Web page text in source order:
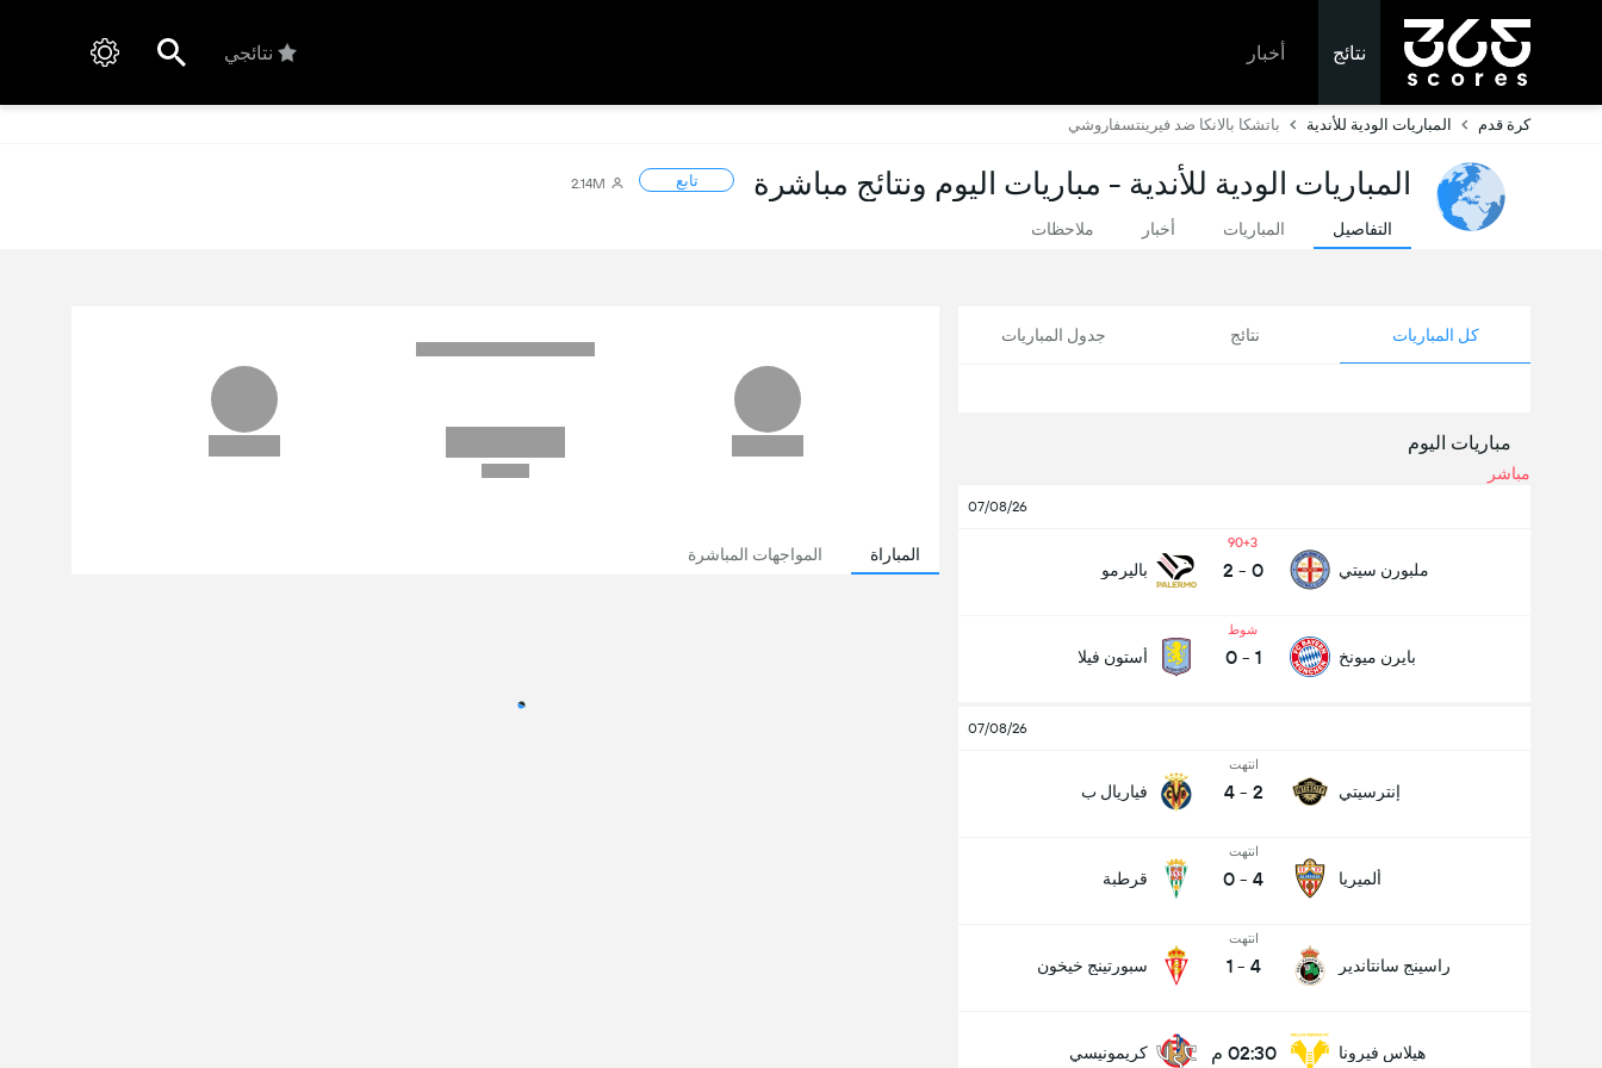
نتائج أخبار نتائجي
كرة قدم المباريات الودية للأندية باتشكا بالانكا ضد فيرينتسفاروشي
المباريات الودية للأندية - مباريات اليوم ونتائج مباشرة تابع 2.14M
التفاصيل المباريات أخبار ملاحظات
كل المباريات نتائج جدول المباريات
مباريات اليوم
مباشر
07/08/26
ملبورن سيتي
90+3
0
-
2 باليرمو
بايرن ميونخ
شوط
1
-
0 أستون فيلا
07/08/26
إنترسيتي
انتهت
2
-
4 فياريال ب
ألميريا
انتهت
4
-
0 قرطبة
راسينج سانتاندير
انتهت
4
-
1 سبورتينج خيخون
هيلاس فيرونا 02:30 م كريمونيسي
المباراة المواجهات المباشرة